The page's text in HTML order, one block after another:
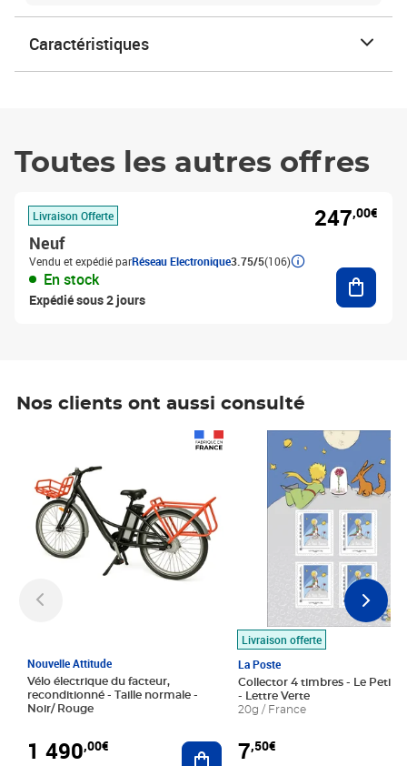
Caractéristiques
Toutes les autres offres
Livraison Offerte
Neuf
Vendu et expédié parRéseau Electronique3.75/5(106)
En stock
Expédié sous 2 jours
247,00€
Nos clients ont aussi consulté
Nouvelle Attitude
Vélo électrique du facteur,
reconditionné - Taille normale -
Noir/ Rouge
1 490,00€ Ajouter au panier
Livraison offerte
La Poste
Collector 4 timbres - Le Petit
- Lettre Verte
20g / France
7,50€
Prix 7,50€